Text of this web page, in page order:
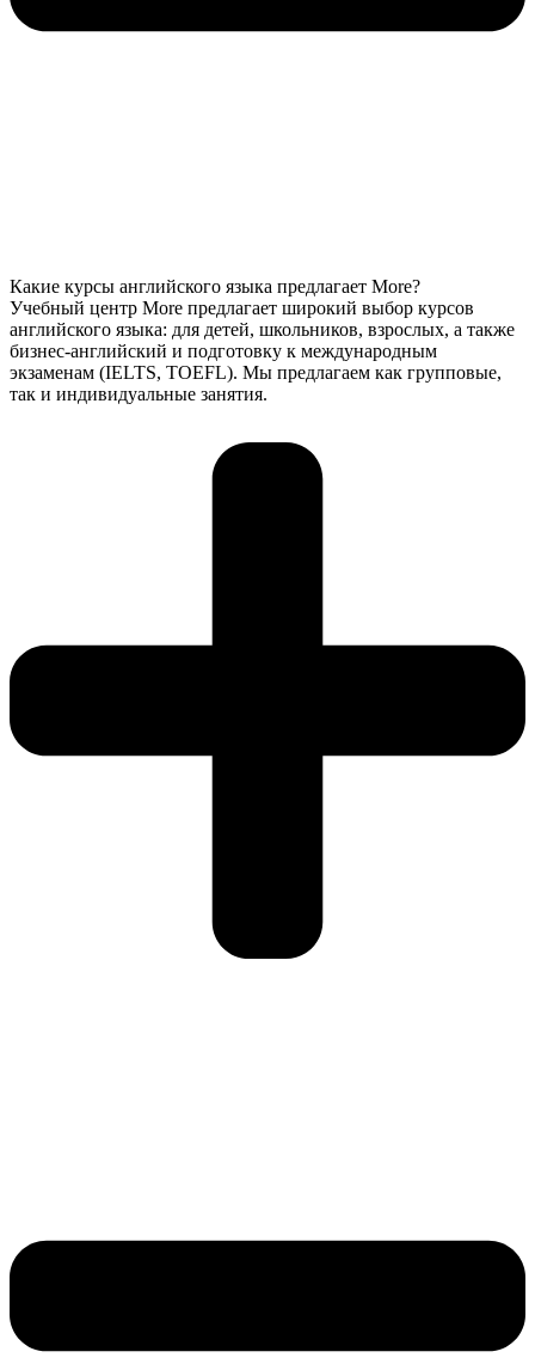
Какие курсы английского языка предлагает More?
Учебный центр More предлагает широкий выбор курсов
английского языка: для детей, школьников, взрослых, а также
бизнес-английский и подготовку к международным
экзаменам (IELTS, TOEFL). Мы предлагаем как групповые,
так и индивидуальные занятия.